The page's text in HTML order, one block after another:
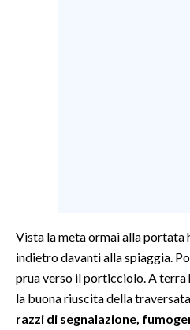
CULTURA
SPETTACOLI
Vista la meta ormai alla portata
indietro davanti alla spiaggia.
prua verso il porticciolo. A terra
la buona riuscita della traversata,
razzi di segnalazione,